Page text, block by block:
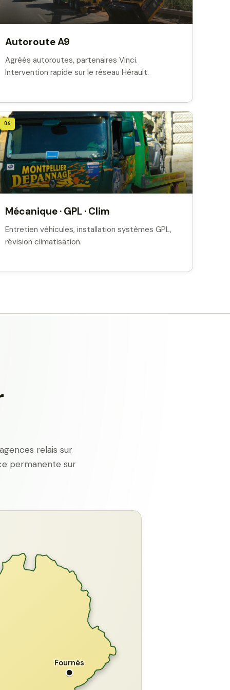
Autoroute A9
Agréés autoroutes, partenaires Vinci.
Intervention rapide sur le réseau Hérault.
06
Mécanique · GPL · Clim
Entretien véhicules, installation systèmes GPL,
révision climatisation.
relais sur
permanente sur
Fournès